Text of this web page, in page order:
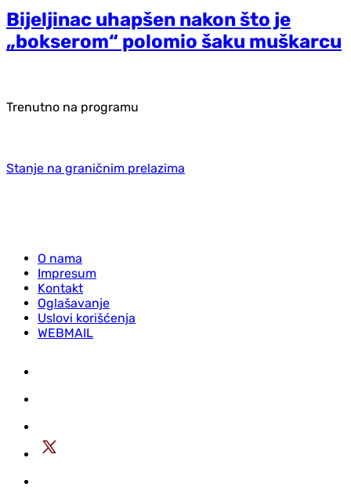
Bijeljinac uhapšen nakon što je
„bokserom“ polomio šaku muškarcu
Trenutno na programu
Stanje na graničnim prelazima
O nama
Impresum
Kontakt
Oglašavanje
Uslovi korišćenja
WEBMAIL